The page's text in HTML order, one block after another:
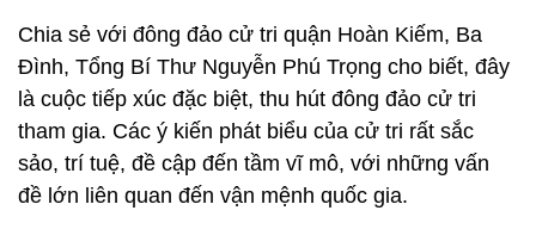
Chia sẻ với đông đảo cử tri quận Hoàn Kiếm, Ba
Đình, Tổng Bí Thư Nguyễn Phú Trọng cho biết, đây
là cuộc tiếp xúc đặc biệt, thu hút đông đảo cử tri
tham gia. Các ý kiến phát biểu của cử tri rất sắc
sảo, trí tuệ, đề cập đến tầm vĩ mô, với những vấn
đề lớn liên quan đến vận mệnh quốc gia.